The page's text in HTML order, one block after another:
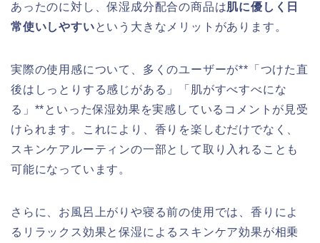
あったのに対し、保湿成分配合の商品は肌に優しく日
常使いしやすいという大きなメリットがあります。
実際の使用感について、多くのユーザーが**「つけた直
後はしっとりする感じがある」「肌がすべすべにな
る」**といった保湿効果を実感しているコメントが見受
けられます。これにより、香りを楽しむだけでなく、
スキンケアルーティンの一部として取り入れることも
可能になっています。
さらに、お風呂上がりや寝る前の使用では、香りによ
るリラックス効果と保湿によるスキンケア効果が相乗